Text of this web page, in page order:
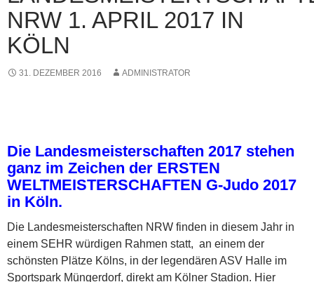
NRW 1. APRIL 2017 IN
KÖLN
31. DEZEMBER 2016 ADMINISTRATOR
Die Landesmeisterschaften 2017 stehen
ganz im Zeichen der ERSTEN
WELTMEISTERSCHAFTEN G-Judo 2017
in Köln.
Die Landesmeisterschaften NRW finden in diesem Jahr in
einem SEHR würdigen Rahmen statt, an einem der
schönsten Plätze Kölns, in der legendären ASV Halle im
Sportspark Müngerdorf, direkt am Kölner Stadion. Hier